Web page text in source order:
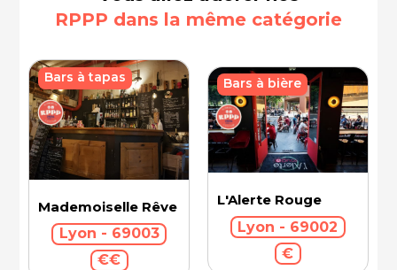
RPPP dans la même catégorie
Mademoiselle Rêve
Lyon - 69003
€€
Bars à tapas
L'Alerte Rouge
Lyon - 69002
€
Bars à bière